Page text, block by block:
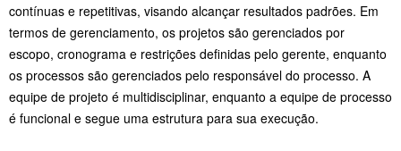
contínuas e repetitivas, visando alcançar resultados padrões. Em
termos de gerenciamento, os projetos são gerenciados por
escopo, cronograma e restrições definidas pelo gerente, enquanto
os processos são gerenciados pelo responsável do processo. A
equipe de projeto é multidisciplinar, enquanto a equipe de processo
é funcional e segue uma estrutura para sua execução.